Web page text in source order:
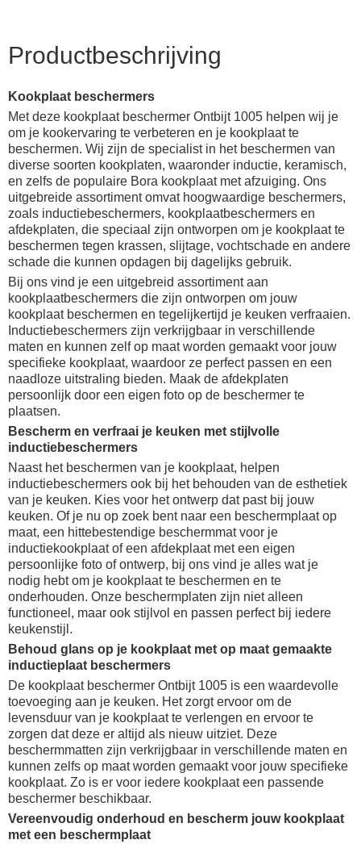
Productbeschrijving
Kookplaat beschermers
Met deze kookplaat beschermer Ontbijt 1005 helpen wij je
om je kookervaring te verbeteren en je kookplaat te
beschermen. Wij zijn de specialist in het beschermen van
diverse soorten kookplaten, waaronder inductie, keramisch,
en zelfs de populaire Bora kookplaat met afzuiging. Ons
uitgebreide assortiment omvat hoogwaardige beschermers,
zoals inductiebeschermers, kookplaatbeschermers en
afdekplaten, die speciaal zijn ontworpen om je kookplaat te
beschermen tegen krassen, slijtage, vochtschade en andere
schade die kunnen opdagen bij dagelijks gebruik.
Bij ons vind je een uitgebreid assortiment aan
kookplaatbeschermers die zijn ontworpen om jouw
kookplaat beschermen en tegelijkertijd je keuken verfraaien.
Inductiebeschermers zijn verkrijgbaar in verschillende
maten en kunnen zelf op maat worden gemaakt voor jouw
specifieke kookplaat, waardoor ze perfect passen en een
naadloze uitstraling bieden. Maak de afdekplaten
persoonlijk door een eigen foto op de beschermer te
plaatsen.
Bescherm en verfraai je keuken met stijlvolle
inductiebeschermers
Naast het beschermen van je kookplaat, helpen
inductiebeschermers ook bij het behouden van de esthetiek
van je keuken. Kies voor het ontwerp dat past bij jouw
keuken. Of je nu op zoek bent naar een beschermplaat op
maat, een hittebestendige beschermmat voor je
inductiekookplaat of een afdekplaat met een eigen
persoonlijke foto of ontwerp, bij ons vind je alles wat je
nodig hebt om je kookplaat te beschermen en te
onderhouden. Onze beschermplaten zijn niet alleen
functioneel, maar ook stijlvol en passen perfect bij iedere
keukenstijl.
Behoud glans op je kookplaat met op maat gemaakte
inductieplaat beschermers
De kookplaat beschermer Ontbijt 1005 is een waardevolle
toevoeging aan je keuken. Het zorgt ervoor om de
levensduur van je kookplaat te verlengen en ervoor te
zorgen dat deze er altijd als nieuw uitziet. Deze
beschermmatten zijn verkrijgbaar in verschillende maten en
kunnen zelfs op maat worden gemaakt voor jouw specifieke
kookplaat. Zo is er voor iedere kookplaat een passende
beschermer beschikbaar.
Vereenvoudig onderhoud en bescherm jouw kookplaat
met een beschermplaat